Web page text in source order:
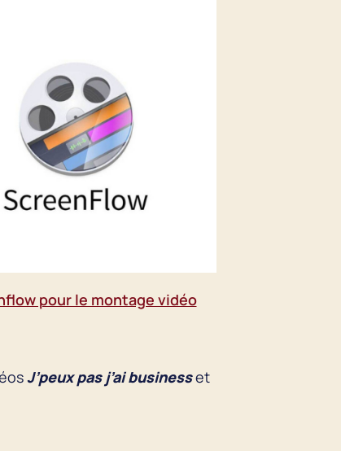
pour le montage vidéo
J’peux pas j’ai businesset